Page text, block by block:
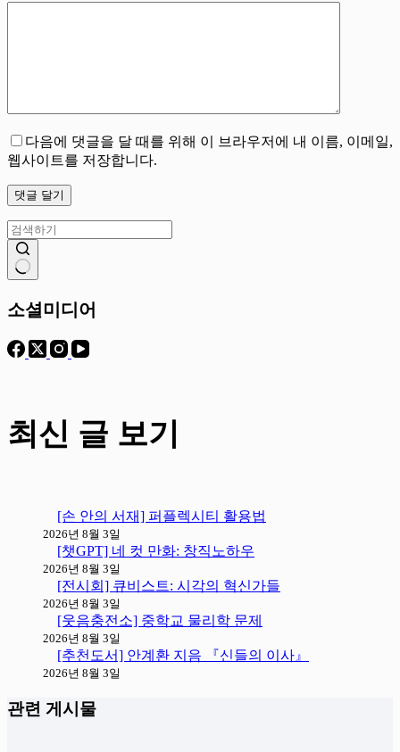
다음에 댓글을 달 때를 위해 이 브라우저에 내 이름, 이메일,
웹사이트를 저장합니다.
댓글 달기
과
음
소셜미디어
최신 글 보기
[손 안의 서재] 퍼플렉시티 활용법
2026년 8월 3일
[챗GPT] 네 컷 만화: 창직노하우
2026년 8월 3일
[전시회] 큐비스트: 시각의 혁신가들
2026년 8월 3일
[웃음충전소] 중학교 물리학 문제
2026년 8월 3일
[추천도서] 안계환 지음 『신들의 이사』
2026년 8월 3일
관련 게시물